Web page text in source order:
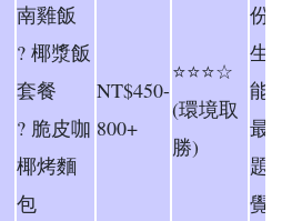
南雞飯
? 椰漿飯
套餐
? 脆皮咖
椰烤麵
包
NT$450-
800+
⭐⭐⭐☆
(環境取
勝)
份
生
能
最
題
覺得